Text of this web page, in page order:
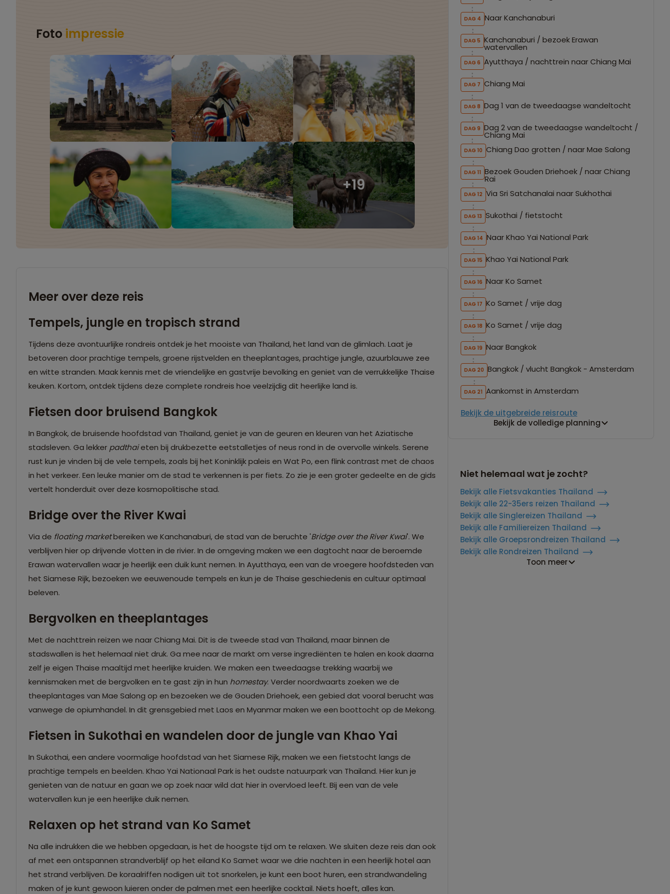
Foto impressie
Meer over deze reis
Tempels, jungle en tropisch strand
Tijdens deze avontuurlijke rondreis ontdek je het mooiste van Thailand, het land van de glimlach. Laat je
betoveren door prachtige tempels, groene rijstvelden en theeplantages, prachtige jungle, azuurblauwe zee
en witte stranden. Maak kennis met de vriendelijke en gastvrije bevolking en geniet van de verrukkelijke Thaise
keuken. Kortom, ontdek tijdens deze complete rondreis hoe veelzijdig dit heerlijke land is.
Fietsen door bruisend Bangkok
In Bangkok, de bruisende hoofdstad van Thailand, geniet je van de geuren en kleuren van het Aziatische
stadsleven. Ga lekker padthaieten bij drukbezette eetstalletjes of neus rond in de overvolle winkels. Serene
rust kun je vinden bij de vele tempels, zoals bij het Koninklijk paleis en Wat Po, een flink contrast met de chaos
in het verkeer. Een leuke manier om de stad te verkennen is per fiets. Zo zie je een groter gedeelte en de gids
vertelt honderduit over deze kosmopolitische stad.
Bridge over the River Kwai
Via de floating marketbereiken we Kanchanaburi, de stad van de beruchte 'Bridge over the River Kwai'. We
verblijven hier op drijvende vlotten in de rivier. In de omgeving maken we een dagtocht naar de beroemde
Erawan watervallen waar je heerlijk een duik kunt nemen. In Ayutthaya, een van de vroegere hoofdsteden van
het Siamese Rijk, bezoeken we eeuwenoude tempels en kun je de Thaise geschiedenis en cultuur optimaal
beleven.
Bergvolken en theeplantages
Met de nachttrein reizen we naar Chiang Mai. Dit is de tweede stad van Thailand, maar binnen de
stadswallen is het helemaal niet druk. Ga mee naar de markt om verse ingrediënten te halen en kook daarna
zelf je eigen Thaise maaltijd met heerlijke kruiden. We maken een tweedaagse trekking waarbij we
kennismaken met de bergvolken en te gast zijn in hun homestay. Verder noordwaarts zoeken we de
theeplantages van Mae Salong op en bezoeken we de Gouden Driehoek, een gebied dat vooral berucht was
vanwege de opiumhandel. In dit grensgebied met Laos en Myanmar maken we een boottocht op de Mekong.
Fietsen in Sukothai en wandelen door de jungle van Khao Yai
In Sukothai, een andere voormalige hoofdstad van het Siamese Rijk, maken we een fietstocht langs de
prachtige tempels en beelden. Khao Yai Nationaal Park is het oudste natuurpark van Thailand. Hier kun je
genieten van de natuur en gaan we op zoek naar wild dat hier in overvloed leeft. Bij een van de vele
watervallen kun je een heerlijke duik nemen.
Relaxen op het strand van Ko Samet
Na alle indrukken die we hebben opgedaan, is het de hoogste tijd om te relaxen. We sluiten deze reis dan ook
af met een ontspannen strandverblijf op het eiland Ko Samet waar we drie nachten in een heerlijk hotel aan
het strand verblijven. De koraalriffen nodigen uit tot snorkelen, je kunt een boot huren, een strandwandeling
maken of je kunt gewoon luieren onder de palmen met een heerlijke cocktail. Niets hoeft, alles kan.
DAG 4 Naar Kanchanaburi
DAG 5 Kanchanaburi / bezoek Erawan
watervallen
DAG 6 Ayutthaya / nachttrein naar Chiang Mai
DAG 7 Chiang Mai
DAG 8 Dag 1 van de tweedaagse wandeltocht
DAG 9 Dag 2 van de tweedaagse wandeltocht /
Chiang Mai
DAG 10 Chiang Dao grotten / naar Mae Salong
DAG 11 Bezoek Gouden Driehoek / naar Chiang
Rai
DAG 12 Via Sri Satchanalai naar Sukhothai
DAG 13 Sukothai / fietstocht
DAG 14 Naar Khao Yai National Park
DAG 15 Khao Yai National Park
DAG 16 Naar Ko Samet
DAG 17 Ko Samet / vrije dag
DAG 18 Ko Samet / vrije dag
DAG 19 Naar Bangkok
DAG 20 Bangkok / vlucht Bangkok - Amsterdam
DAG 21 Aankomst in Amsterdam
Bekijk de uitgebreide reisroute
Bekijk de volledige planning
Niet helemaal wat je zocht?
Bekijk alle Fietsvakanties Thailand
Bekijk alle 22-35ers reizen Thailand
Bekijk alle Singlereizen Thailand
Bekijk alle Familiereizen Thailand
Bekijk alle Groepsrondreizen Thailand
Bekijk alle Rondreizen Thailand
Toon meer